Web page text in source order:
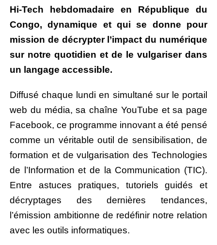
Hi-Tech hebdomadaire en République du
Congo, dynamique et qui se donne pour
mission de décrypter l’impact du numérique
sur notre quotidien et de le vulgariser dans
un langage accessible.
Diffusé chaque lundi en simultané sur le portail
web du média, sa chaîne YouTube et sa page
Facebook, ce programme innovant a été pensé
comme un véritable outil de sensibilisation, de
formation et de vulgarisation des Technologies
de l’Information et de la Communication (TIC).
Entre astuces pratiques, tutoriels guidés et
décryptages des dernières tendances,
l’émission ambitionne de redéfinir notre relation
avec les outils informatiques.